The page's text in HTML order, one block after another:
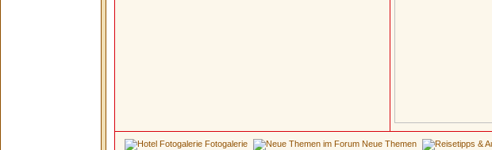
Fotogalerie Neue Themen